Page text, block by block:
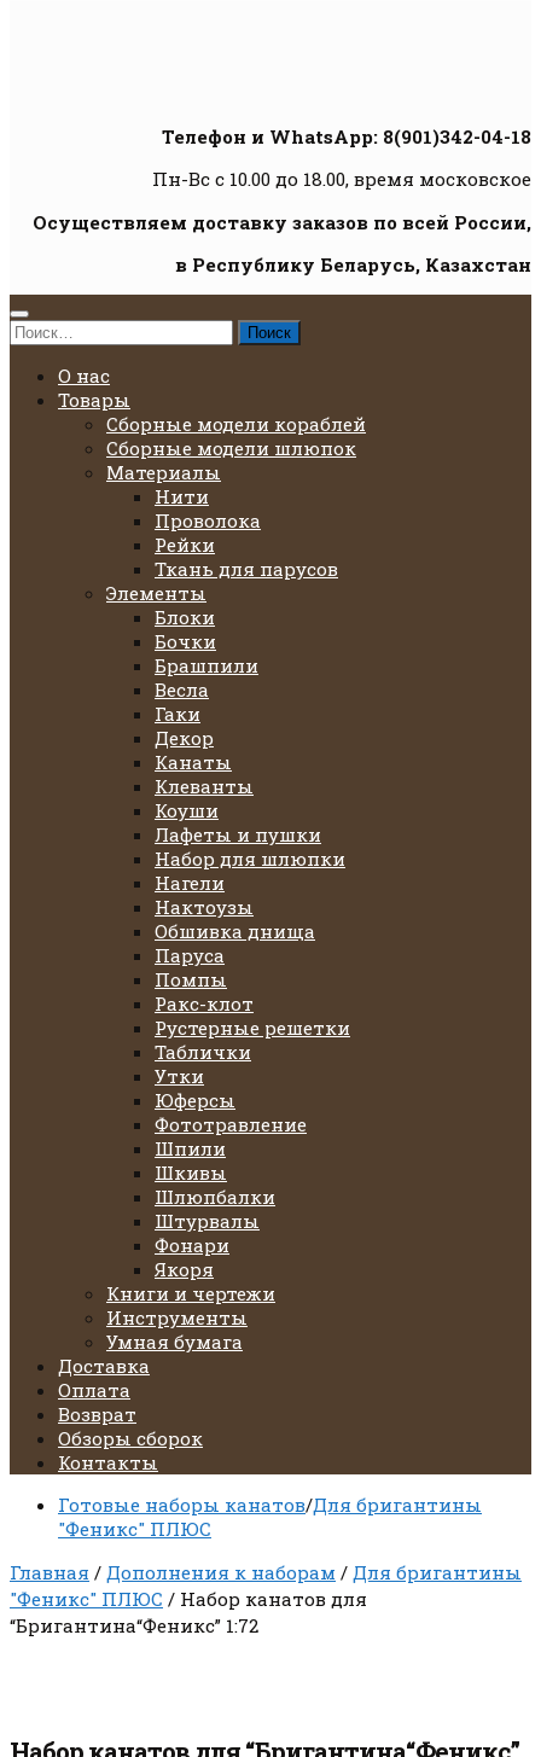
Телефон и WhatsApp: 8(901)342-04-18
Пн-Вс с 10.00 до 18.00, время московское
Осуществляем доставку заказов по всей России,
в Республику Беларусь, Казахстан
Найти:
О нас
Товары
Сборные модели кораблей
Сборные модели шлюпок
Материалы
Нити
Проволока
Рейки
Ткань для парусов
Элементы
Блоки
Бочки
Брашпили
Весла
Гаки
Декор
Канаты
Клеванты
Коуши
Лафеты и пушки
Набор для шлюпки
Нагели
Нактоузы
Обшивка днища
Паруса
Помпы
Ракс-клот
Рустерные решетки
Таблички
Утки
Юферсы
Фототравление
Шпили
Шкивы
Шлюпбалки
Штурвалы
Фонари
Якоря
Книги и чертежи
Инструменты
Умная бумага
Доставка
Оплата
Возврат
Обзоры сборок
Контакты
Готовые наборы канатов/Для бригантины
"Феникс" ПЛЮС
Главная / Дополнения к наборам / Для бригантины
"Феникс" ПЛЮС / Набор канатов для
“Бригантина“Феникс” 1:72